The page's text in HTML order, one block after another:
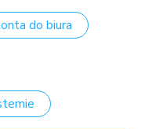
do biura